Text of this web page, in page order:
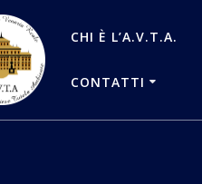
CHI È L’A.V.T.A.
CONTATTI